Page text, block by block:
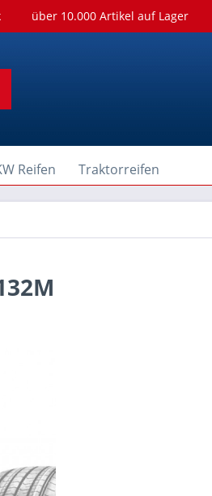
über 10.000 Artikel auf Lager
Reifen Traktorreifen